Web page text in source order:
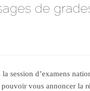
de
la session d’examens
vous annoncer la